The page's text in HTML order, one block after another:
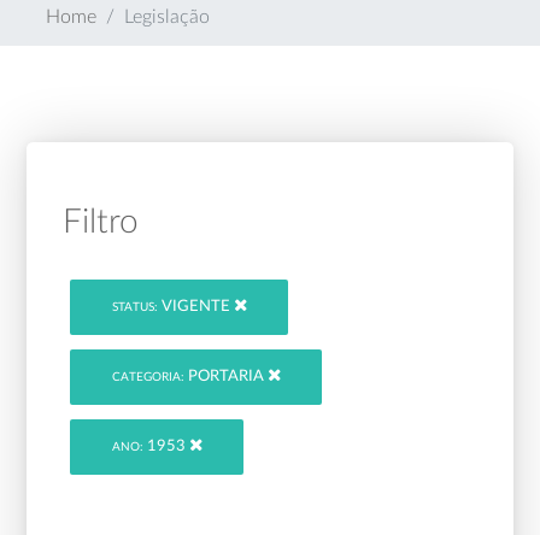
Home Legislação
Filtro
STATUS: VIGENTE
CATEGORIA: PORTARIA
ANO: 1953